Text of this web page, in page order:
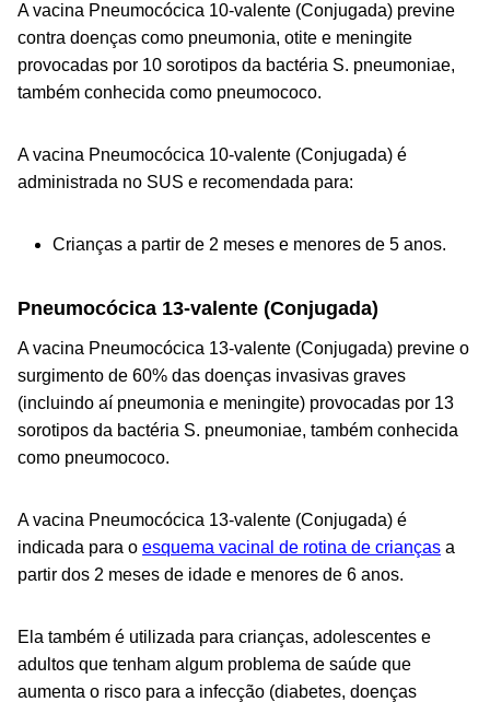
A vacina Pneumocócica 10-valente (Conjugada) previne
contra doenças como pneumonia, otite e meningite
provocadas por 10 sorotipos da bactéria S. pneumoniae,
também conhecida como pneumococo.
A vacina Pneumocócica 10-valente (Conjugada) é
administrada no SUS e recomendada para:
Crianças a partir de 2 meses e menores de 5 anos.
Pneumocócica 13-valente (Conjugada)
A vacina Pneumocócica 13-valente (Conjugada) previne o
surgimento de 60% das doenças invasivas graves
(incluindo aí pneumonia e meningite) provocadas por 13
sorotipos da bactéria S. pneumoniae, também conhecida
como pneumococo.
A vacina Pneumocócica 13-valente (Conjugada) é
indicada para o esquema vacinal de rotina de crianças a
partir dos 2 meses de idade e menores de 6 anos.
Ela também é utilizada para crianças, adolescentes e
adultos que tenham algum problema de saúde que
aumenta o risco para a infecção (diabetes, doenças